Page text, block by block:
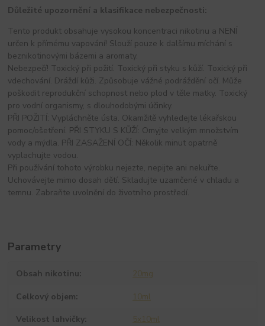
Důležité upozornění a klasifikace nebezpečnosti:
Tento produkt obsahuje vysokou koncentraci nikotinu a NENÍ
určen k přímému vapování! Slouží pouze k dalšímu míchání s
beznikotinovými bázemi a aromaty.
Nebezpečí! Toxický při požití. Toxický při styku s kůží. Toxický při
vdechování. Dráždí kůži. Způsobuje vážné podráždění očí. Může
poškodit reprodukční schopnost nebo plod v těle matky. Toxický
pro vodní organismy, s dlouhodobými účinky.
PŘI POŽITÍ: Vypláchněte ústa. Okamžitě vyhledejte lékařskou
pomoc/ošetření. PŘI STYKU S KŮŽÍ: Omyjte velkým množstvím
vody a mýdla. PŘI ZASAŽENÍ OČÍ: Několik minut opatrně
vyplachujte vodou.
Při používání tohoto výrobku nejezte, nepijte ani nekuřte.
Uchovávejte mimo dosah dětí. Skladujte uzamčené v chladu a
temnu. Zabraňte uvolnění do životního prostředí.
Parametry
Obsah nikotinu 20mg
Celkový objem 10ml
Velikost lahvičky 5x10ml